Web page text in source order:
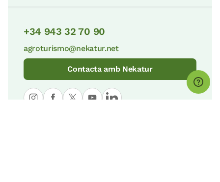
+34 943 32 70 90
agroturismo@nekatur.net
Contacta amb Nekatur